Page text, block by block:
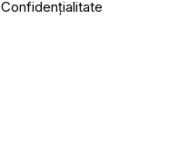
Confidențialitate